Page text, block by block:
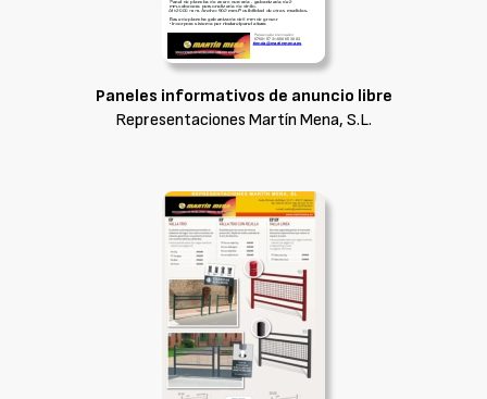
Paneles informativos de anuncio libre
Representaciones Martín Mena, S.L.